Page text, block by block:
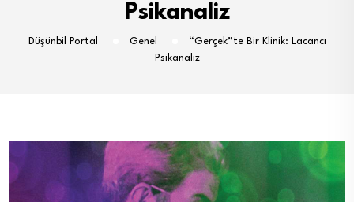
Psikanaliz
Düşünbil Portal Genel
“Gerçek”te Bir Klinik: Lacancı
Psikanaliz